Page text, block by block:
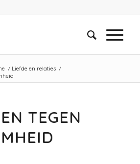
/ Liefde en relaties /
TEGEN